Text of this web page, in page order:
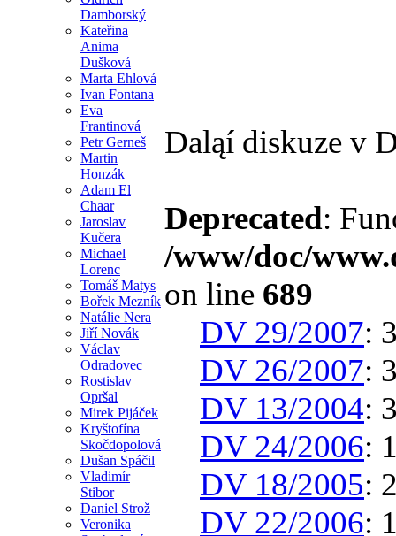
Damborský
Kateřina
Anima
Dušková
Marta Ehlová
Ivan Fontana
Eva
Frantinová
Petr Gerneš
Martin
Honzák
Adam El
Chaar
Jaroslav
Kučera
Michael
Lorenc
Tomáš Matys
Bořek Mezník
Natálie Nera
Jiří Novák
Václav
Odradovec
Rostislav
Opršal
Mirek Pijáček
Kryštofína
Skočdopolová
Dušan Spáčil
Vladimír
Stibor
Daniel Strož
Veronika
Daląí diskuze v
Deprecated:
/www/doc/
on line 689
DV 29/2007:
DV 26/2007:
DV 13/2004:
DV 24/2006:
DV 18/2005:
DV 22/2006: